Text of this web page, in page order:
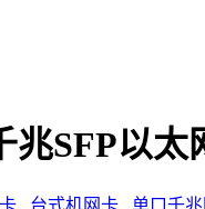
SFP以太